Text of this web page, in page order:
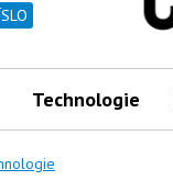
Technologie